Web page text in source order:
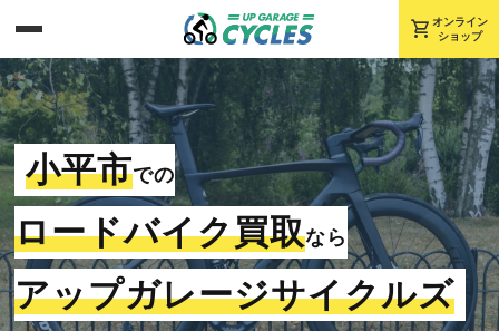
shopping_cart オンライン
ショップ
小平市での
ロードバイク買取なら
アップガレージサイクルズ